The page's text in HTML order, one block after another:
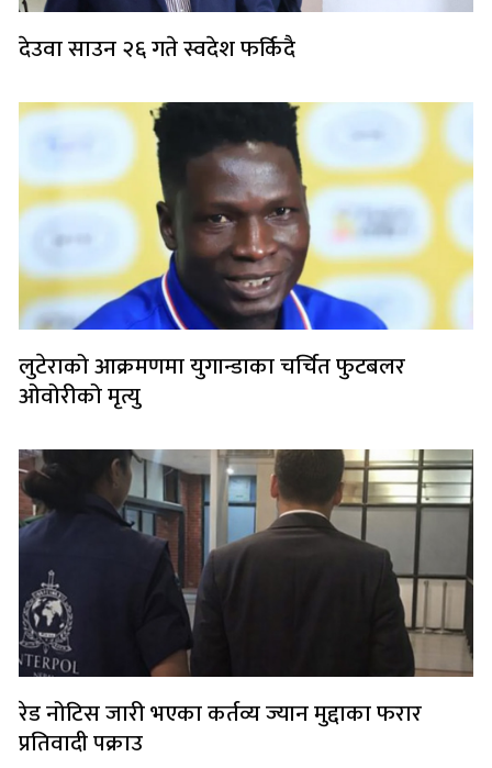
देउवा साउन २६ गते स्वदेश फर्किदै
लुटेराको आक्रमणमा युगान्डाका चर्चित फुटबलर
ओवोरीको मृत्यु
रेड नोटिस जारी भएका कर्तव्य ज्यान मुद्दाका फरार
प्रतिवादी पक्राउ